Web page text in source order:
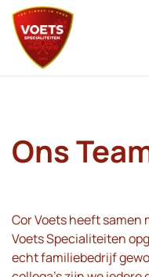
Overslaan naar inhoud
Ons
Cor Voets heeft samen
Voets Specialiteiten
echt familiebedrijf